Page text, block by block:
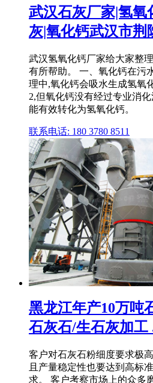
武汉石灰厂家|氢氧
灰|氧化钙武汉市荆
武汉氢氧化钙厂家给大家整
有所帮助。 一、氧化钙在污
理中,氧化钙会吸水生成氢氧
2,但氧化钙没有经过专业消
能有效转化为氢氧化钙。
联系电话: 180 3780 8511
黑龙江年产10万吨
石灰石/生石灰加工
客户对石灰石粉细度要求极
且产量稳定性也要达到高标
求。 客户考察市场上的众多